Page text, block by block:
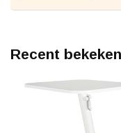
Recent bekeken